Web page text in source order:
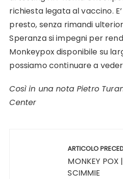
richiesta legata al vaccino.
presto, senza rimandi
Speranza si impegni per
Monkeypox disponibile su
possiamo continuare a
Così in una nota Pietro
Center
ARTICOLO
MONKEY POX
SCIMMIE